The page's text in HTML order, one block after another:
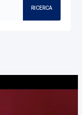
RICERCA